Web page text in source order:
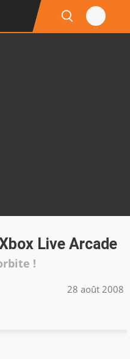
Live Arcade
!
28 août 2008